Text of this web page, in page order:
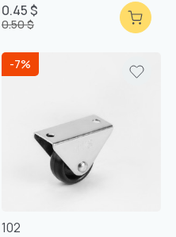
0.45 $
0.50 $
-7%
102